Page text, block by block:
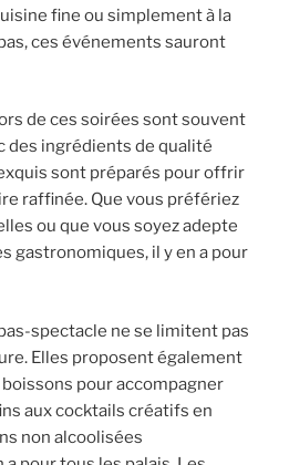
fine ou simplement à la
ces événements sauront
de ces soirées sont souvent
des ingrédients de qualité
sont préparés pour offrir
raffinée. Que vous préfériez
ou que vous soyez adepte
gastronomiques, il y en a pour
spectacle ne se limitent pas
Elles proposent également
pour accompagner
aux cocktails créatifs en
non alcoolisées